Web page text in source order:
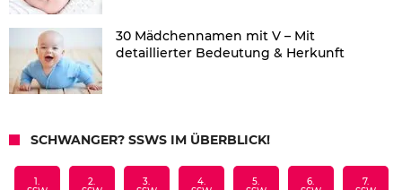
30 Mädchennamen mit V – Mit
detaillierter Bedeutung & Herkunft
SCHWANGER? SSWS IM ÜBERBLICK!
1.
2.
3.
4.
5.
6.
7.